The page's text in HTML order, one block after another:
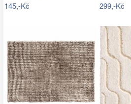
145,-Kč 299,-Kč